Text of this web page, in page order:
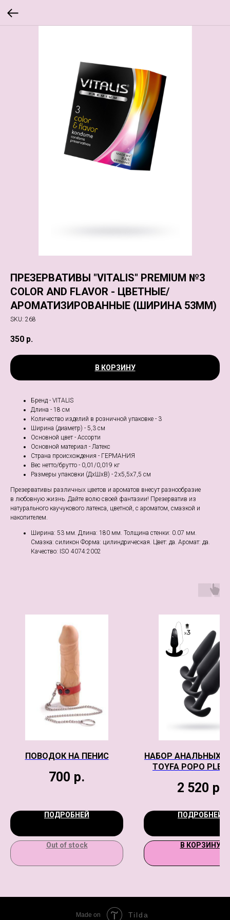
ПРЕЗЕРВАТИВЫ "VITALIS" PREMIUM №3
COLOR AND FLAVOR - ЦВЕТНЫЕ/
АРОМАТИЗИРОВАННЫЕ (ШИРИНА 53MM)
SKU: 268
350 р.
В КОРЗИНУ
Бренд - VITALIS
Длина - 18 см
Количество изделий в розничной упаковке - 3
Ширина (диаметр) - 5,3 см
Основной цвет - Ассорти
Основной материал - Латекс
Страна происхождения - ГЕРМАНИЯ
Вес нетто/брутто - 0,01/0,019 кг
Размеры упаковки (ДхШхВ) - 2x5,5x7,5 см
Презервативы различных цветов и ароматов внесут разнообразие
в любовную жизнь. Дайте волю своей фантазии! Презерватив из
натурального каучукового латекса, цветной, с ароматом, смазкой и
накопителем.
Ширина: 53 мм. Длина: 180 мм. Толщина стенки: 0.07 мм.
Смазка: силикон Форма: цилиндрическая. Цвет: да. Аромат: да.
Качество: ISO 4074:2002
ПОВОДОК НА ПЕНИС
700 р.
ПОДРОБНЕЙ
Out of stock
НАБОР АНАЛЬНЫХ
TOYFA POPO
ЧЕРНЫЙ, 3
2 520 р.
ПОДРОБНЕЙ
В КОРЗИНУ
Made on Tilda